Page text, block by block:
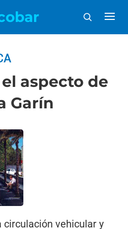
aspecto de
Garín
circulación vehicular y